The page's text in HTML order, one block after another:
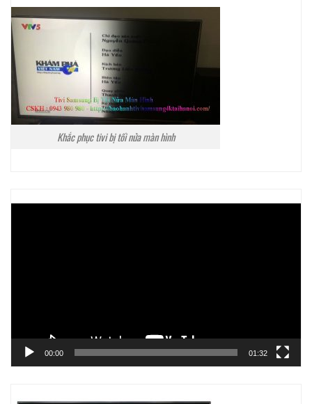
Khắc phục tivi bị tối nửa màn hình
00:00 01:32